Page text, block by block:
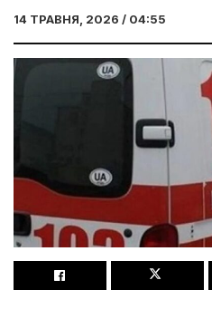
14 ТРАВНЯ, 2026 / 04:55